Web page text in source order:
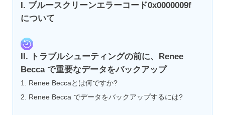
I. ブルースクリーンエラーコード0x0000009f
について
II. トラブルシューティングの前に、Renee
Becca で重要なデータをバックアップ
1. Renee Beccaとは何ですか?
2. Renee Becca でデータをバックアップするには?